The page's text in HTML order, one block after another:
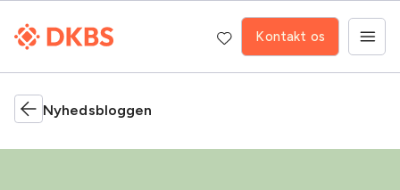
Kontakt os
Nyhedsbloggen